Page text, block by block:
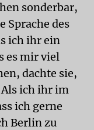
sonderbar,
Sprache des
ich ihr ein
es mir viel
dachte sie,
ich ihr im
ich gerne
Berlin zu